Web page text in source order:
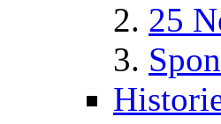
25